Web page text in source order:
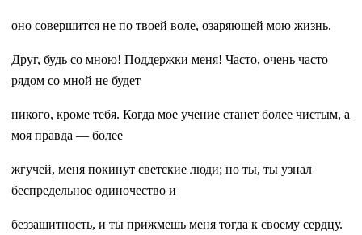
оно совершится не по твоей воле, озаряющей мою жизнь.
Друг, будь со мною! Поддержки меня! Часто, очень часто
рядом со мной не будет
никого, кроме тебя. Когда мое учение станет более чистым, а
моя правда — более
жгучей, меня покинут светские люди; но ты, ты узнал
беспредельное одиночество и
беззащитность, и ты прижмешь меня тогда к своему сердцу.